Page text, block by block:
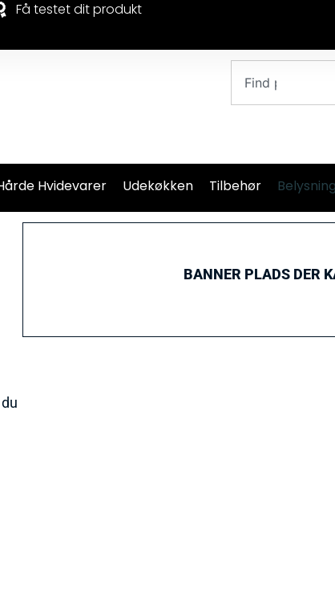
Få testet dit produkt
Hvidevarer Udekøkken Tilbehør Belysning
BANNER PLADS DER